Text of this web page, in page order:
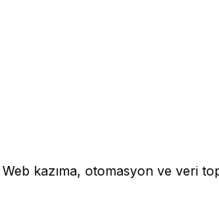
kazıma, otomasyon ve veri